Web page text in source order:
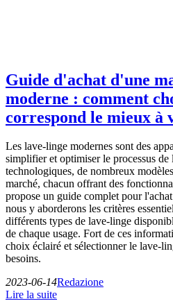
Guide d'achat d'une
moderne : comment
correspond le mieux à
Les lave-linge modernes sont des
simplifier et optimiser le processus de
technologiques, de nombreux
marché, chacun offrant des
propose un guide complet pour
nous y aborderons les critères
différents types de lave-linge
de chaque usage. Fort de ces
choix éclairé et sélectionner le lave-
besoins.
2023-06-14Redazione
Lire la suite